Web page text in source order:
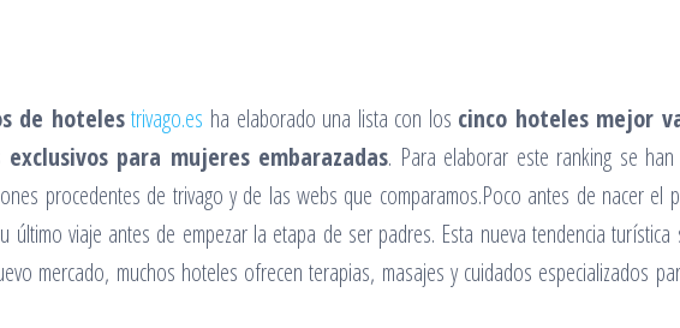
de hoteles trivago.es ha elaborado una lista con los cinco hoteles mejor
para mujeres embarazadas. Para elaborar este ranking se
procedentes de trivago y de las webs que comparamos.Poco antes de nacer el
último viaje antes de empezar la etapa de ser padres. Esta nueva tendencia turística
mercado, muchos hoteles ofrecen terapias, masajes y cuidados especializados